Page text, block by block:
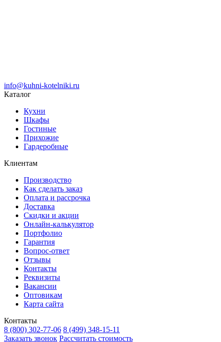
info@kuhni-kotelniki.ru
Каталог
Кухни
Шкафы
Гостиные
Прихожие
Гардеробные
Клиентам
Производство
Как сделать заказ
Оплата и рассрочка
Доставка
Скидки и акции
Онлайн-калькулятор
Портфолио
Гарантия
Вопрос-ответ
Отзывы
Контакты
Реквизиты
Вакансии
Оптовикам
Карта сайта
Контакты
8 (800) 302-77-06 8 (499) 348-15-11
Заказать звонок Рассчитать стоимость